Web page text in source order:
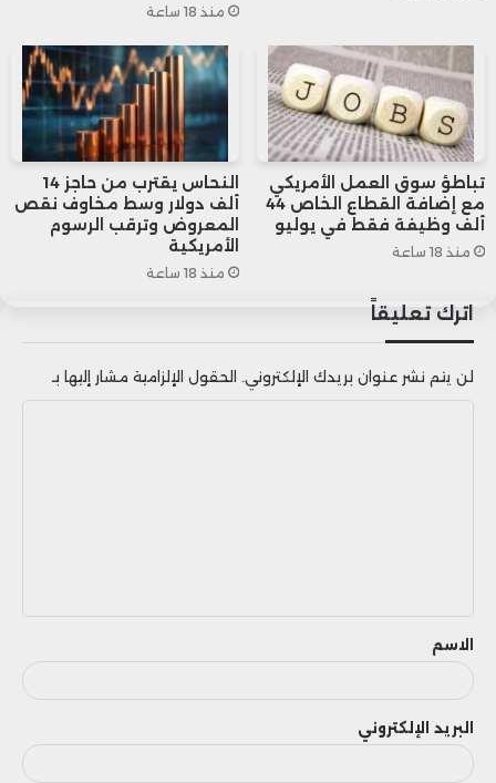
مخزونات الغاز الطبيعي في الولايات المتحدة
(مليار قدم مكعبة)
البند
قبل
عام
قبل
أسبوع
الحالي
الغاز
3641
منذ 18 ساعة
تباطؤ سوق العمل الأمريكي
مع إضافة القطاع الخاص 44
ألف وظيفة فقط في يوليو
منذ 18 ساعة
النحاس يقترب من حاجز 14
ألف دولار وسط مخاوف نقص
المعروض وترقب الرسوم
الأمريكية
منذ 18 ساعة
اترك تعليقاً
لن يتم نشر عنوان بريدك الإلكتروني. الحقول الإلزامية مشار إليها بـ
ق
الاسم
البريد الإلكتروني